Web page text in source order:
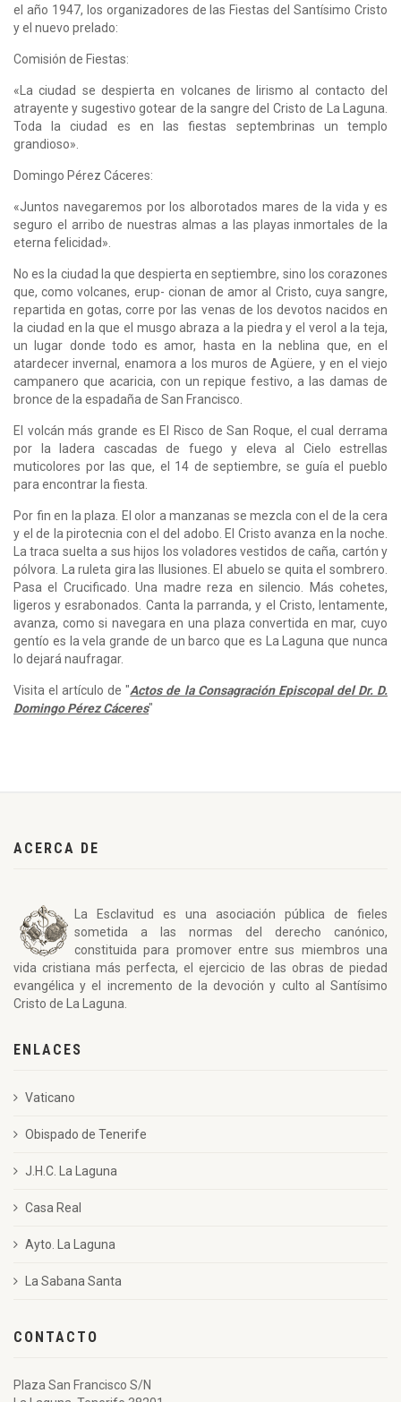
el año 1947, los organiza­dores de las Fiestas del Santísimo Cristo
y el nuevo prelado:
Comisión de Fiestas:
«La ciudad se despierta en volcanes de lirismo al contacto del
atrayente y sugestivo gotear de la sangre del Cristo de La Laguna.
Toda la ciudad es en las fiestas septembrinas un templo
grandioso».
Domingo Pérez Cáceres:
«Juntos navegaremos por los alborotados mares de la vida y es
seguro el arribo de nuestras almas a las playas inmortales de la
eterna felicidad».
No es la ciudad la que despierta en septiembre, sino los corazones
que, como volcanes, erup- cionan de amor al Cristo, cuya sangre,
repartida en gotas, corre por las venas de los devotos nacidos en
la ciudad en la que el musgo abraza a la piedra y el verol a la teja,
un lugar donde todo es amor, hasta en la neblina que, en el
atardecer invernal, enamora a los muros de Agüe­re, y en el viejo
campanero que acaricia, con un repique festivo, a las damas de
bronce de la espadaña de San Francisco.
El volcán más grande es El Risco de San Roque, el cual derrama
por la ladera cascadas de fuego y eleva al Cielo estrellas
muticolores por las que, el 14 de septiembre, se guía el pueblo
para encontrar la fiesta.
Por fin en la plaza. El olor a manzanas se mezcla con el de la cera
y el de la pirotecnia con el del adobo. El Cristo avanza en la noche.
La traca suelta a sus hijos los voladores vestidos de caña, cartón y
pólvora. La ruleta gira las Ilusiones. El abuelo se quita el sombrero.
Pasa el Cruci­ficado. Una madre reza en silencio. Más cohetes,
ligeros y esrabonados. Canta la parranda, y el Cristo, lentamente,
avanza, como si navegara en una plaza convertida en mar, cuyo
gentío es la vela grande de un barco que es La Laguna que nunca
lo dejará naufragar.
Visita el artículo de "Actos de la Consagración Episcopal del Dr. D.
Domingo Pérez Cáceres"
ACERCA DE
La Esclavitud es una asociación pública de fieles
sometida a las normas del derecho canónico,
constituida para promover entre sus miembros una
vida cristiana más perfecta, el ejercicio de las obras de piedad
evangélica y el incremento de la devoción y culto al Santísimo
Cristo de La Laguna.
ENLACES
Vaticano
Obispado de Tenerife
J.H.C. La Laguna
Casa Real
Ayto. La Laguna
La Sabana Santa
CONTACTO
Plaza San Francisco S/N